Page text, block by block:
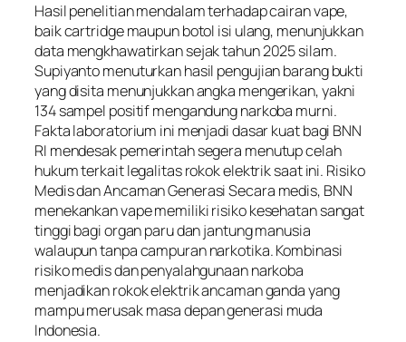
Hasil penelitian mendalam terhadap cairan vape,
baik cartridge maupun botol isi ulang, menunjukkan
data mengkhawatirkan sejak tahun 2025 silam.
Supiyanto menuturkan hasil pengujian barang bukti
yang disita menunjukkan angka mengerikan, yakni
134 sampel positif mengandung narkoba murni.
Fakta laboratorium ini menjadi dasar kuat bagi BNN
RI mendesak pemerintah segera menutup celah
hukum terkait legalitas rokok elektrik saat ini. Risiko
Medis dan Ancaman Generasi Secara medis, BNN
menekankan vape memiliki risiko kesehatan sangat
tinggi bagi organ paru dan jantung manusia
walaupun tanpa campuran narkotika. Kombinasi
risiko medis dan penyalahgunaan narkoba
menjadikan rokok elektrik ancaman ganda yang
mampu merusak masa depan generasi muda
Indonesia.